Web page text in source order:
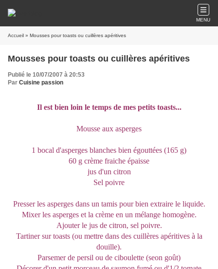
MENU
Accueil » Mousses pour toasts ou cuillères apéritives
Mousses pour toasts ou cuillères apéritives
Publié le 10/07/2007 à 20:53
Par Cuisine passion
Il est bien loin le temps de mes petits toasts...
Mousse aux asperges
1 bocal d'asperges blanches bien égouttées (165 g)
60 g crème fraiche épaisse
jus d'un citron
Sel poivre
Presser les asperges dans un tamis pour bien extraire le liquide.
Mixer les asperges et la crème en un mélange homogène.
Ajouter le jus de citron, sel poivre.
Tartiner sur toasts (ou mettre dans des cuillères apéritives à la
douille).
Parsemer de persil ou de ciboulette (seon goût)